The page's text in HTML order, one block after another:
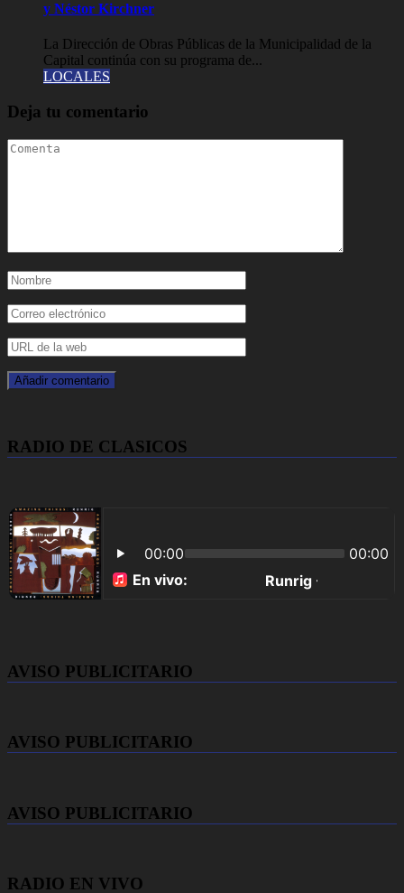
y Néstor Kirchner
La Dirección de Obras Públicas de la Municipalidad de la
Capital continúa con su programa de...
LOCALES
Deja tu comentario
RADIO DE CLASICOS
AVISO PUBLICITARIO
AVISO PUBLICITARIO
AVISO PUBLICITARIO
RADIO EN VIVO